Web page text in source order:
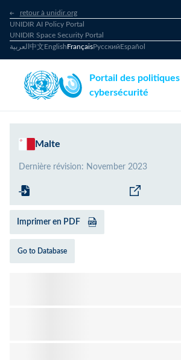
retour à unidir.org
UNIDIR AI Policy Portal
UNIDIR Space Security Portal
العربية 中文EnglishFrançaisРусскийEspañol
Portail des politiques
cybersécurité
Malte
Dernière révision: November 2023
Imprimer en PDF
Go to Database